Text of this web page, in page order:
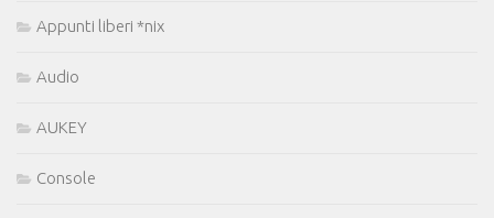
Appunti liberi *nix
Audio
AUKEY
Console